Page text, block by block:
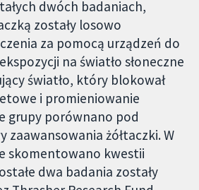
dwóch badaniach,
zostały losowo
za pomocą urządzeń do
na światło słoneczne
światło, który blokował
i promieniowanie
grupy porównano pod
zaawansowania żółtaczki. W
skomentowano kwestii
dwa badania zostały